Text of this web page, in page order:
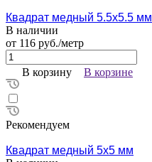
Квадрат медный 5.5х5.5 мм
В наличии
от 116 руб./метр
В корзину В корзине
Рекомендуем
Квадрат медный 5х5 мм